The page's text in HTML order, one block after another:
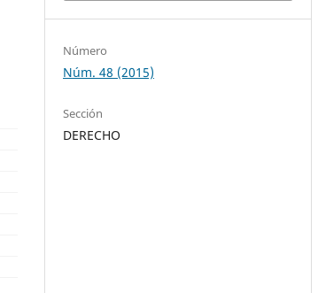
Número
Núm. 48 (2015)
Sección
DERECHO